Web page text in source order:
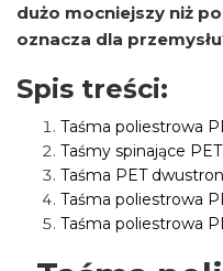
dużo mocniejszy niż
oznacza dla
Spis treści:
Taśma poliestrowa
Taśmy spinające
Taśma PET
Taśma poliestrowa
Taśma poliestrowa